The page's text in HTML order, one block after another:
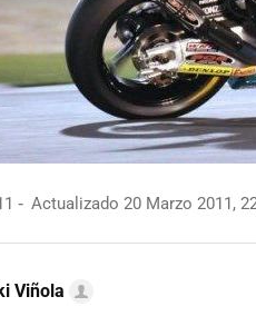
Actualizado 20 Marzo 2011,
Viñola